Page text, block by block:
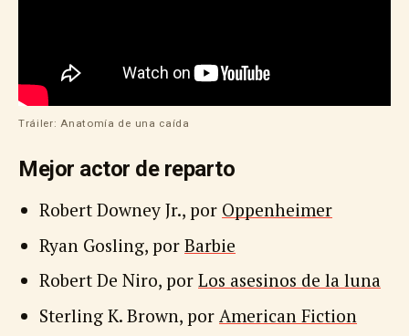
Tráiler: Anatomía de una caída
Mejor actor de reparto
Robert Downey Jr., por Oppenheimer
Ryan Gosling, porBarbie
Robert De Niro, porLos asesinos de la luna
Sterling K. Brown, por American Fiction